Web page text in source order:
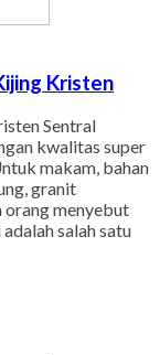
Kristen
Sentral
kwalitas super
makam, bahan
granit
orang menyebut
salah satu